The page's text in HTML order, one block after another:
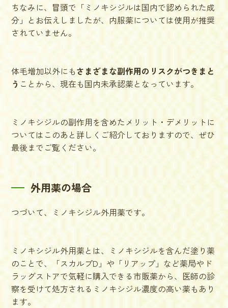
ちなみに、冒頭で「ミノキシジルは国内で認められた成
分」とお伝えしましたが、内服薬については使用が推奨
されていません。
体毛増加以外にもさまざまな副作用のリスクがつきまと
う ことから、現在も国内未承認薬となっています。
ミノキシジルの副作用を含めたメリット・デメリットに
ついてはこのあと詳しくご紹介しておりますので、ぜひ
最後までご覧ください。
外用薬の場合
つづいて、ミノキシジル外用薬です。
ミノキシジル外用薬とは、ミノキシジルを含んだ塗り薬
のことで、「スカルプD」や「リアップ」など薬局やド
ラッグストアで気軽に購入できる市販薬から、医師の診
察を受けて処方されるミノキシジル濃度の高い薬もあり
ます。